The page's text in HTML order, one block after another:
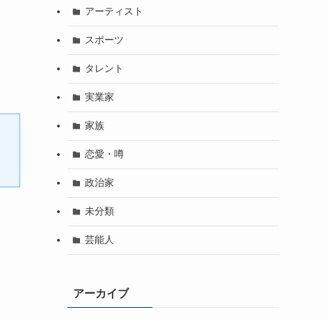
アーティスト
スポーツ
タレント
実業家
家族
恋愛・噂
政治家
未分類
芸能人
アーカイブ